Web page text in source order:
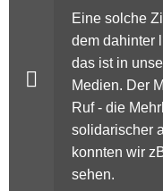
Eine solche
dem dahinter
das ist in
Medien. Der
Ruf - die
solidarischer
konnten wir
sehen.